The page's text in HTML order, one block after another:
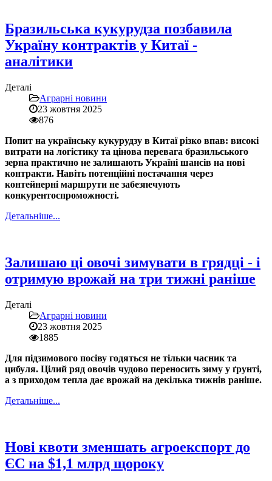
Бразильська кукурудза позбавила
Україну контрактів у Китаї -
аналітики
Деталі
Аграрні новини
23 жовтня 2025
876
Попит на українську кукурудзу в Китаї різко впав: високі
витрати на логістику та цінова перевага бразильського
зерна практично не залишають Україні шансів на нові
контракти. Навіть потенційні постачання через
контейнерні маршрути не забезпечують
конкурентоспроможності.
Детальніше...
Залишаю ці овочі зимувати в грядці - і
отримую врожай на три тижні раніше
Деталі
Аграрні новини
23 жовтня 2025
1885
Для підзимового посіву годяться не тільки часник та
цибуля. Цілий ряд овочів чудово переносить зиму у ґрунті,
а з приходом тепла дає врожай на декілька тижнів раніше.
Детальніше...
Нові квоти зменшать агроекспорт до
ЄС на $1,1 млрд щороку